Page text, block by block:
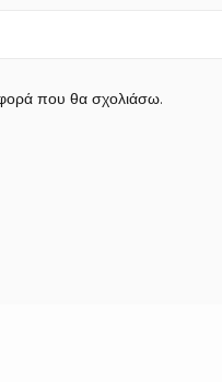
που θα σχολιάσω.